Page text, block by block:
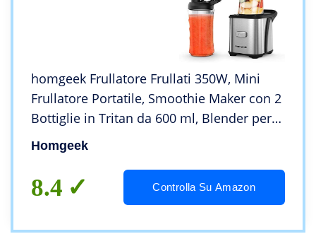
homgeek Frullatore Frullati 350W, Mini
Frullatore Portatile, Smoothie Maker con 2
Bottiglie in Tritan da 600 ml, Blender per
Frappè, Ghiaccio, Frutta e Verdura, 23000
giri/min, senza BPA
Homgeek
8.4 Controlla Su Amazon